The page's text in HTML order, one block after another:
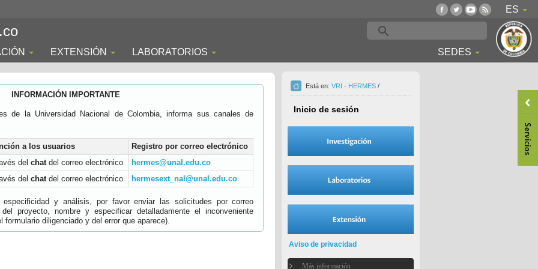
ES
EXTENSIÓN LABORATORIOS SEDES
INFORMACIÓN IMPORTANTE
de la Universidad Nacional de Colombia, informa sus canales de
a los usuarios
Registro por correo electrónico
del chatdel correo electrónico
hermes@unal.edu.co
del chatdel correo electrónico hermesext_nal@unal.edu.co
y análisis, por favor enviar las solicitudes por correo
proyecto, nombre y especificar detalladamente el inconveniente
diligenciado y del error que aparece).
Está en: VRI - HERMES /
Inicio de sesión
Aviso de privacidad
Más información